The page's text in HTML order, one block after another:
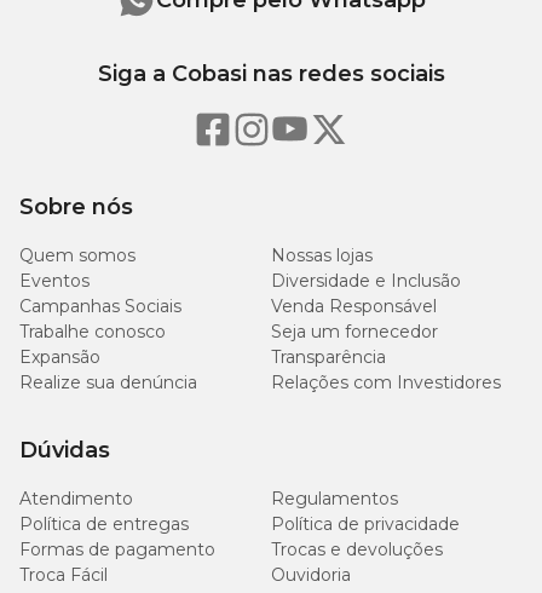
Sobre nós
Quem somos
Nossas lojas
Eventos
Diversidade e Inclusão
Campanhas Sociais
Venda Responsável
Trabalhe conosco
Seja um fornecedor
Expansão
Transparência
Realize sua denúncia
Relações com Investidores
Dúvidas
Atendimento
Regulamentos
Política de entregas
Política de privacidade
Formas de pagamento
Trocas e devoluções
Troca Fácil
Ouvidoria
Siga a Cobasi nas redes sociais